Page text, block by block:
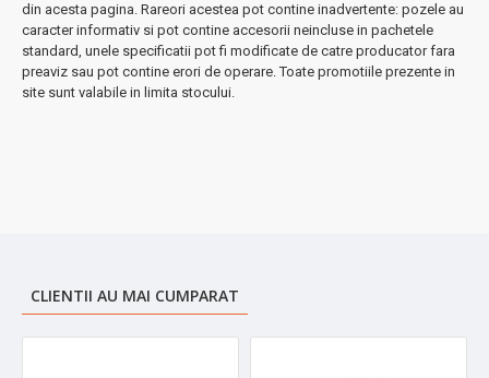
• Înălțime totală: 24 cm
• Diametru: 14 cm
• Cablu: 50 cm pentru flexibilitate maximă
De ce să alegeți Zilan ZLN1139?
din acesta pagina. Rareori acestea pot contine inadvertente: pozele au
caracter informativ si pot contine accesorii neincluse in pachetele
standard, unele specificatii pot fi modificate de catre producator fara
preaviz sau pot contine erori de operare. Toate promotiile prezente in
site sunt valabile in limita stocului.
CLIENTII AU MAI CUMPARAT